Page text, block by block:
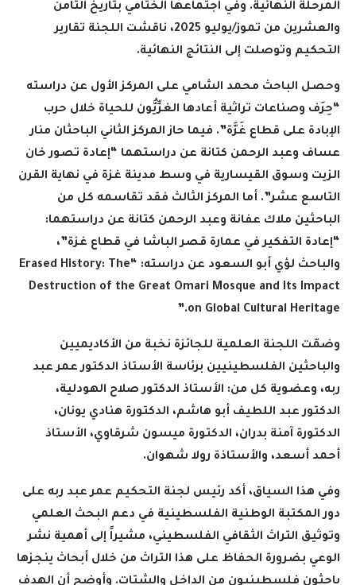
المرحلة النهائية. وفي اجتماعها الختامي بتاريخ الثامن
والعشرين من تموز/يوليو 2025، ناقشت اللجنة تقارير
التحكيم وتوصلت إلى النتائج النهائية.
وحصل الباحث محمد الشامي على المركز الأول عن دراسته
“حِرَف وصناعات تراثية أعادها الغزِّيُّون للحياة خلال حرب
الإبادة على قطاع غَزَّة”. فيما حاز المركز الثاني الباحثان منار
عساف وعبد الرحمن كتانة عن دراستهما “إعادة تصور خان
الزيت وسوق القيسارية في وسط مدينة غزة في نهاية القرن
التاسع عشر”. أما المركز الثالث فقد تقاسمه كل من
الباحثين ملاك عفانة وعبد الرحمن كتانة عن دراستهما:
“إعادة التفكير في عمارة قصر الباشا في قطاع غزة”،
والباحث لؤي أبو السعود عن دراسته
: “Erased History: The
Destruction of the Great Omari Mosque and Its Impact
on Global Cultural Heritage.”
وضمّت اللجنة العلمية للجائزة نخبة من الأكاديميين
والباحثين الفلسطينيين برئاسة الأستاذ الدكتور عمر عبد
ربه، وعضوية كل من: الأستاذ الدكتور صلاح الهودلية،
الدكتور عبد اللطيف أبو هاشم، الدكتورة هنادي يونان،
الدكتورة آمنة بدران، الدكتورة ميسون شرقاوي، الأستاذ
أحمد أسعد، والأستاذة رولا شهوان.
وفي هذا السياق، أكد رئيس لجنة التحكيم عمر عبد ربه على
دور المكتبة الوطنية الفلسطينية في دعم البحث العلمي
وتوثيق التراث الثقافي الفلسطيني، مشيراً إلى أهمية نشر
الوعي بضرورة الحفاظ على هذا التراث من خلال أبحاث ينجزها
باحثون فلسطينيون من الداخل والشتات. وأوضح أن الهدف